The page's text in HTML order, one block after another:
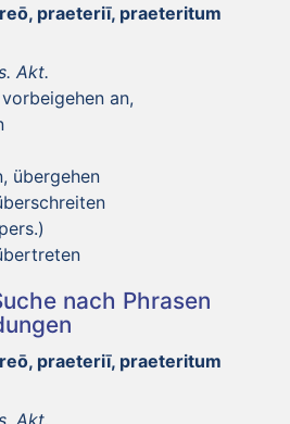
praeteriī, praeteritum
Akt.
an,
übergehen
nach Phrasen
praeteriī, praeteritum
Akt.